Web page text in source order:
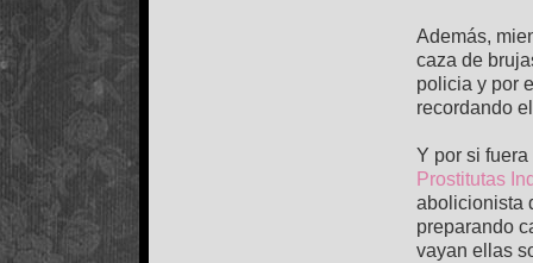
Además,
caza de
policia y por
recordando
Y por si
Prostitutas
abolicionista
preparando
vayan ellas